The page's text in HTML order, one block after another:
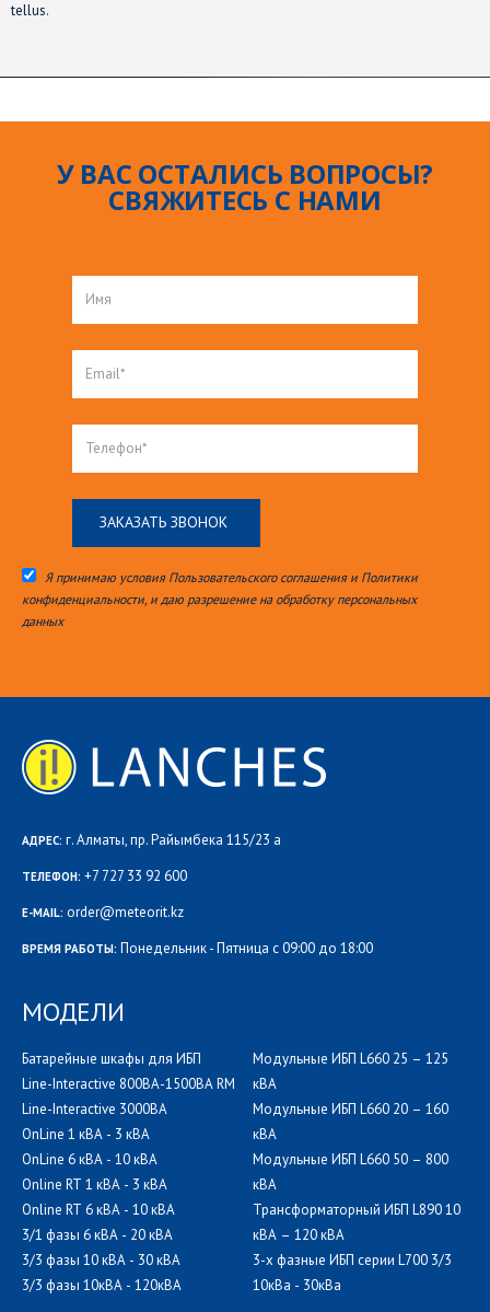
tellus.
У ВАС ОСТАЛИСЬ ВОПРОСЫ?
СВЯЖИТЕСЬ С НАМИ
Я принимаю условия Пользовательского соглашения и Политики
конфиденциальности, и даю разрешение на обработку персональных
данных
АДРЕС: г. Алматы, пр. Райымбека 115/23 а
ТЕЛЕФОН: +7 727 33 92 600
E-MAIL: order@meteorit.kz
ВРЕМЯ РАБОТЫ: Понедельник - Пятница с 09:00 до 18:00
МОДЕЛИ
Батарейные шкафы для ИБП
Line-Interactive 800ВА-1500ВА RM
Line-Interactive 3000ВА
OnLine 1 кВА - 3 кВА
OnLine 6 кВА - 10 кВА
Online RT 1 кВА - 3 кВА
Online RT 6 кВА - 10 кВА
3/1 фазы 6 кВА - 20 кВА
3/3 фазы 10 кВА - 30 кВА
3/3 фазы 10кВА - 120кВА
Модульные ИБП L660 25 – 125
кВА
Модульные ИБП L660 20 – 160
кВА
Модульные ИБП L660 50 – 800
кВА
Трансформаторный ИБП L890 10
кВА – 120 кВА
3-х фазные ИБП серии L700 3/3
10кВа - 30кВа